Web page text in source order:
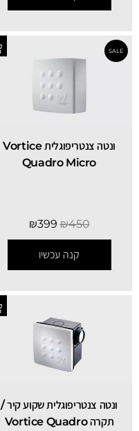
ונטה צנטריפוגלית Vortice
Quadro Micro
₪450
₪399
קנה עכשיו
ונטה צנטריפוגלית שקוע קיר /
תקרה Vortice Quadro